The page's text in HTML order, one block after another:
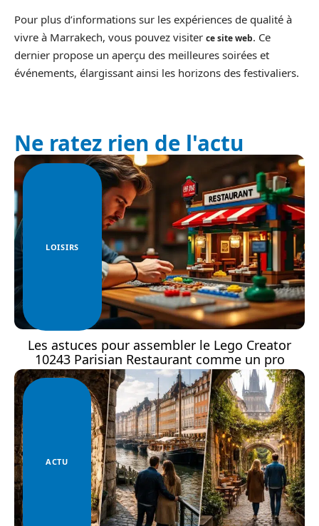
Pour plus d’informations sur les expériences de qualité à
vivre à Marrakech, vous pouvez visiter ce site web. Ce
dernier propose un aperçu des meilleures soirées et
événements, élargissant ainsi les horizons des festivaliers.
Ne ratez rien de l'actu
LOISIRS
Les astuces pour assembler le Lego Creator
10243 Parisian Restaurant comme un pro
ACTU